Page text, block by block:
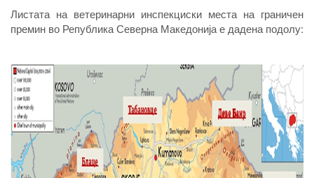
Листата на ветеринарни инспекциски места на граничен
премин во Република Северна Македонија е дадена подолу: